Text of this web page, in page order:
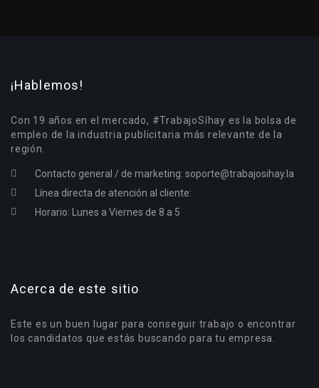
¡Hablemos!
Con 19 años en el mercado, #TrabajoSíhay es la bolsa de
empleo de la industria publicitaria más relevante de la
región.
Contacto general / de marketing: soporte@trabajosihay.la
Línea directa de atención al cliente:
Horario: Lunes a Viernes de 8 a 5
Acerca de este sitio
Este es un buen lugar para conseguir trabajo o encontrar
los candidatos que estás buscando para tu empresa.